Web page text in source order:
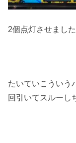
2個点灯させました
たいていこういう
回引いてスルーし